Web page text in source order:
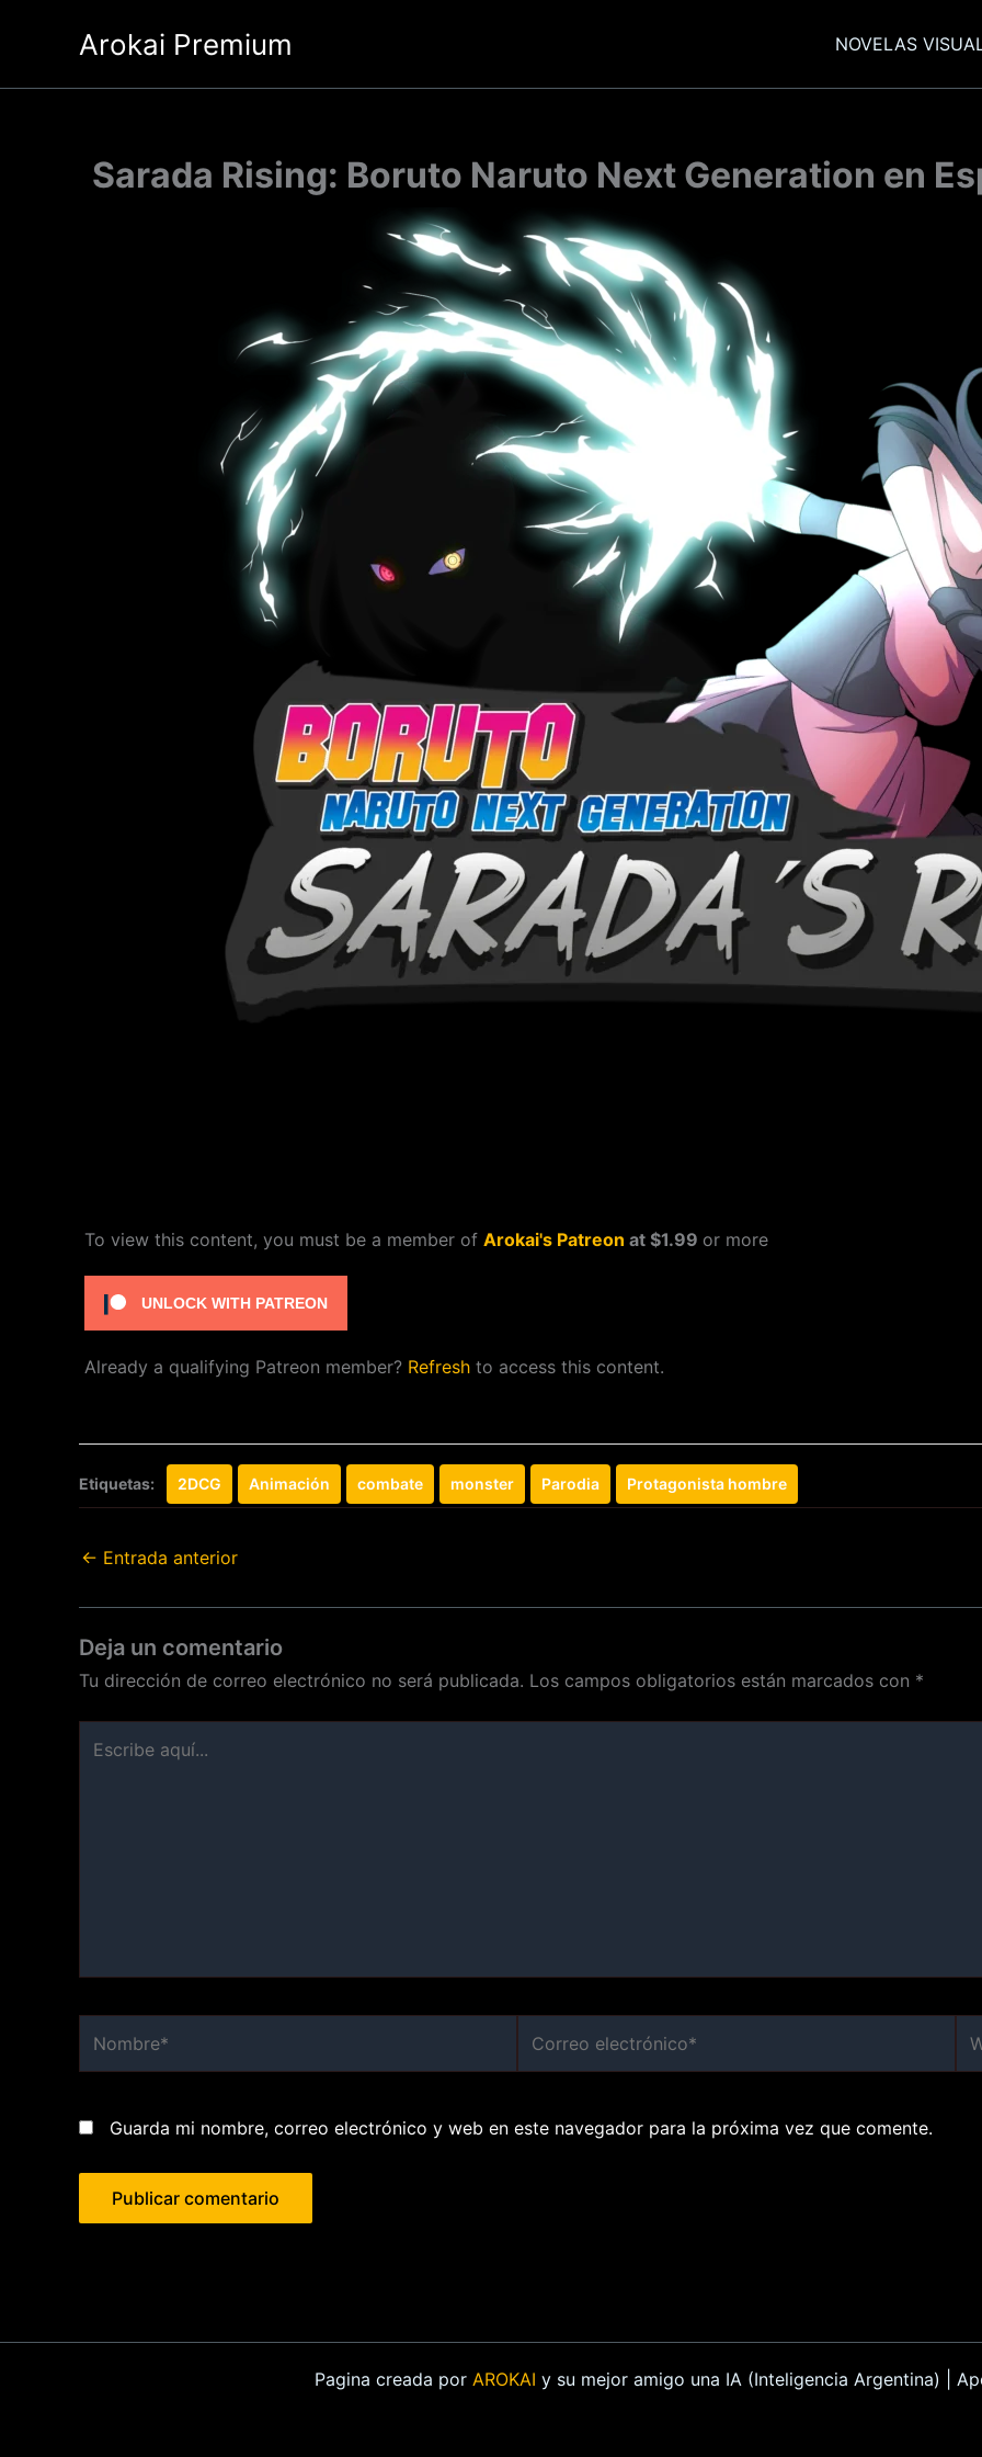
Arokai Premium NOVELAS
Sarada Rising: Boruto Naruto Next Generation en
To view this content, you must be a member of Arokai's Patreon at $1.99 or more
UNLOCK WITH PATREON
Already a qualifying Patreon member? Refresh to access this content.
Etiquetas: 2DCG Animación combate monster Parodia Protagonista hombre
← Entrada anterior
Deja un comentario
Tu dirección de correo electrónico no será publicada. Los campos obligatorios están marcados con *
aquí...
electrónico*
Guarda mi nombre, correo electrónico y web en este navegador para la próxima vez que comente.
Pagina creada por AROKAI y su mejor amigo una IA (Inteligencia Argentina) |